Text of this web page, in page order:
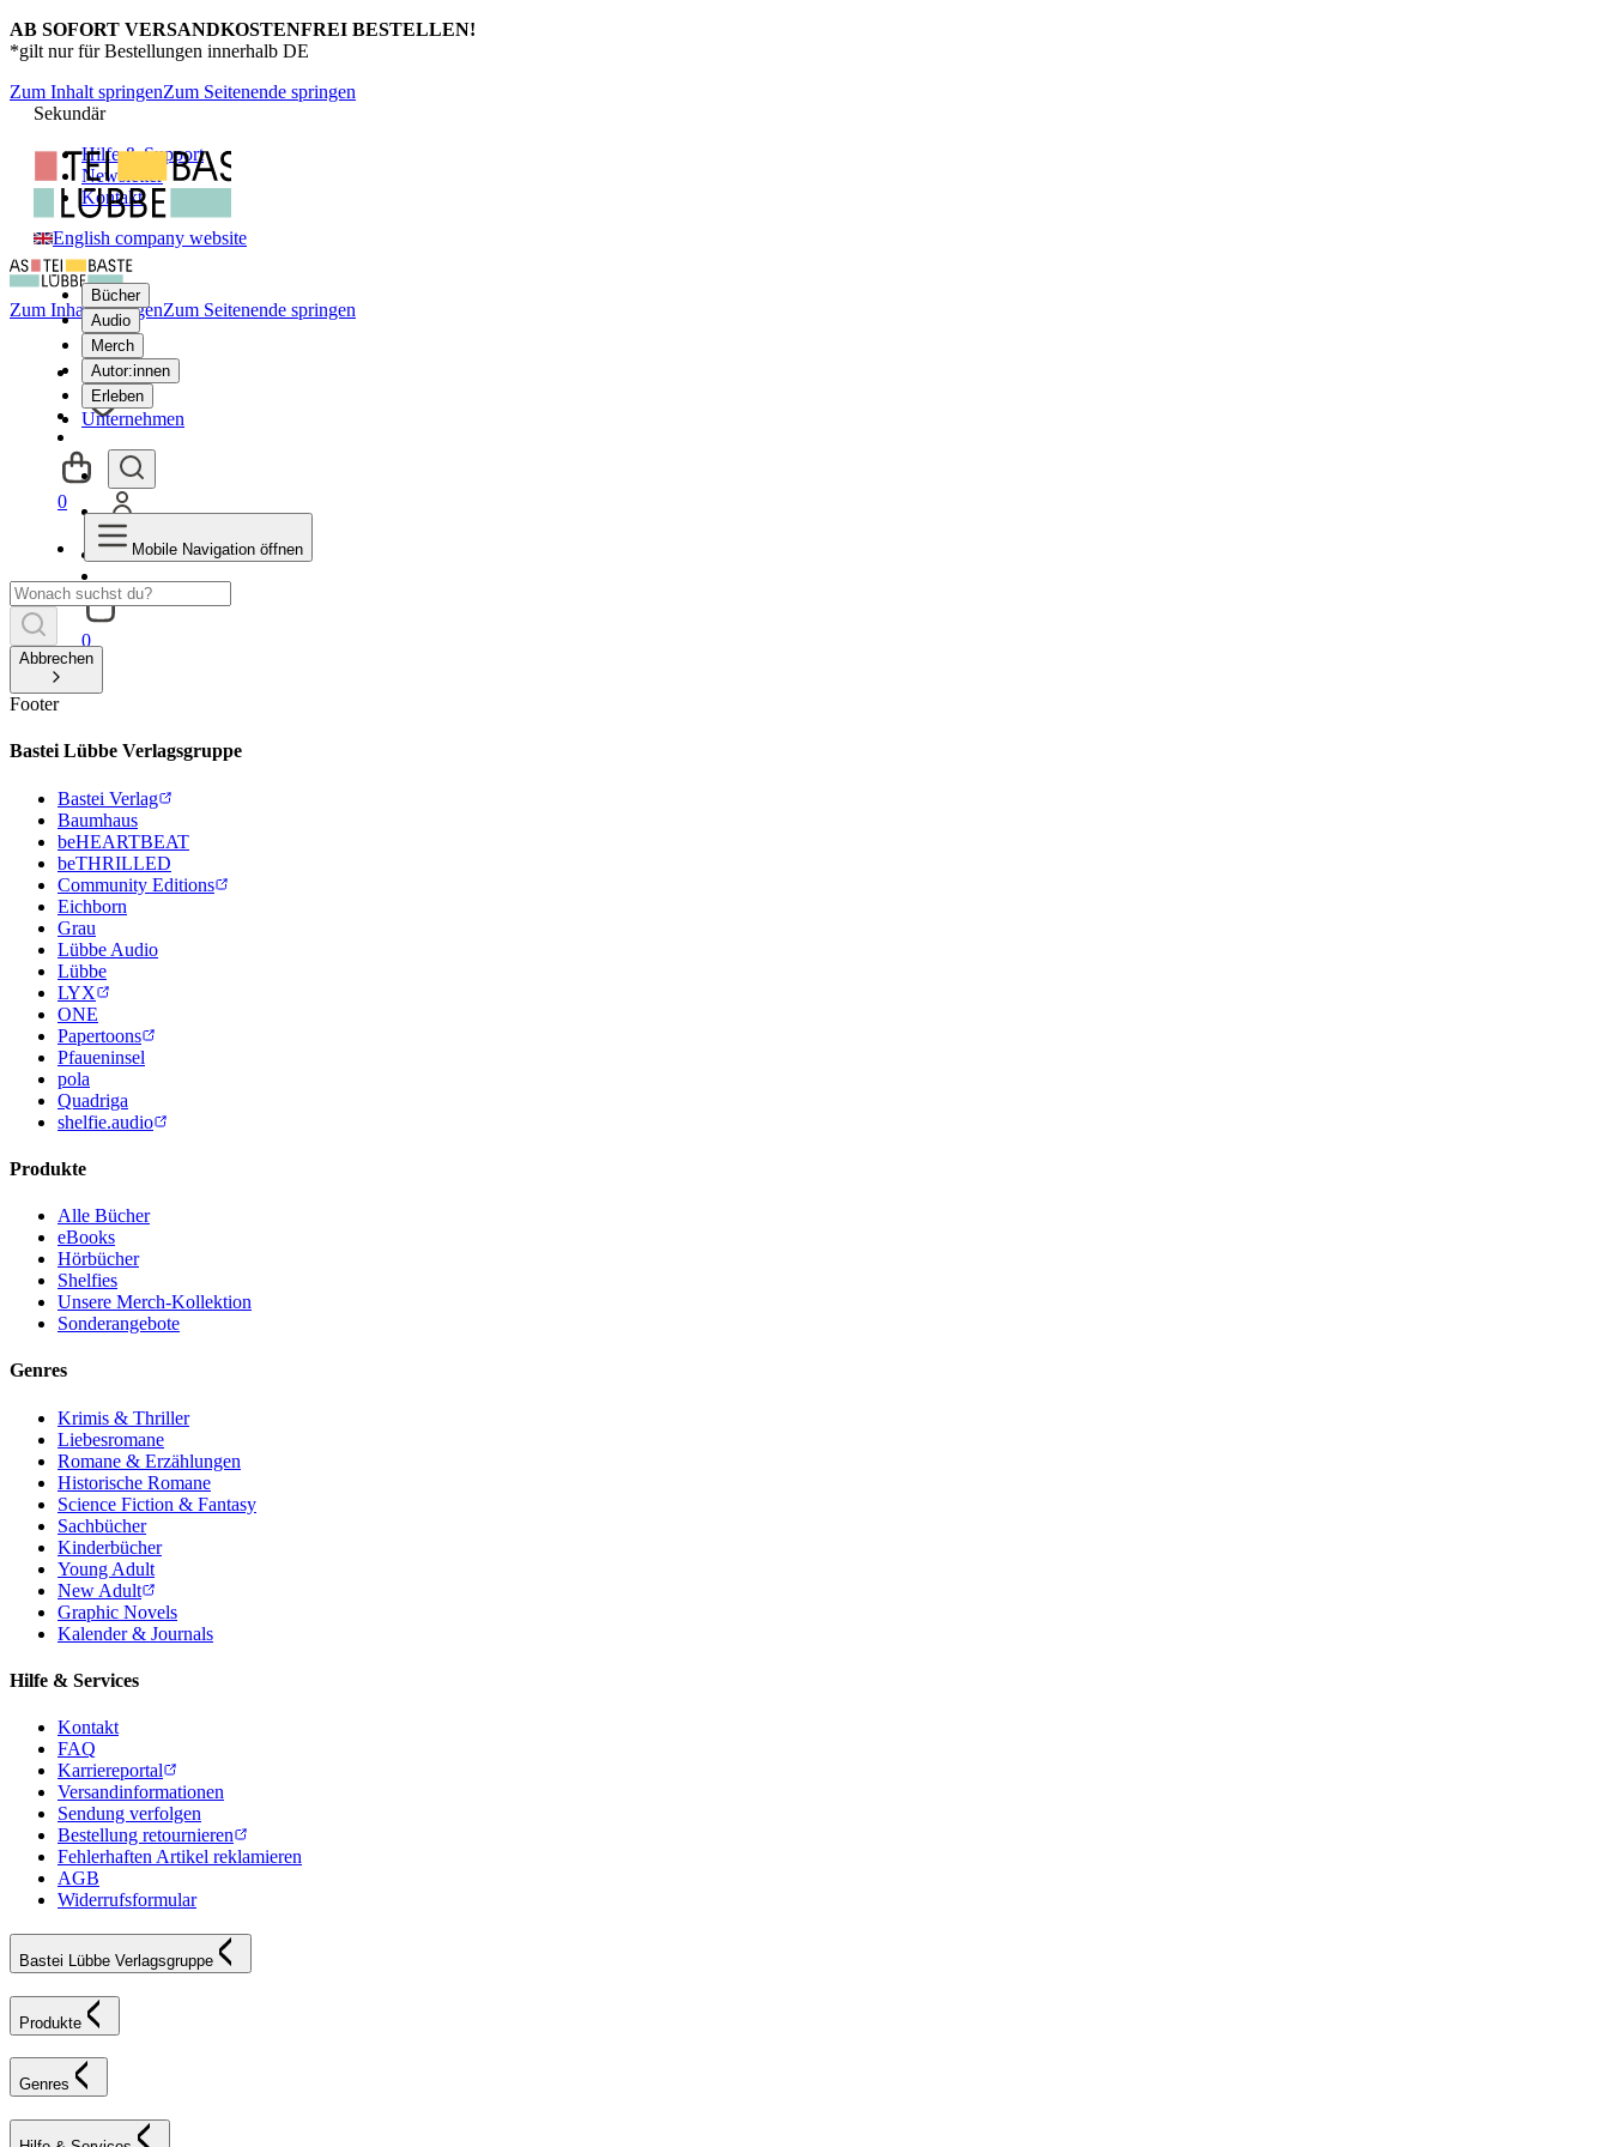
AB SOFORT VERSANDKOSTENFREI BESTELLEN!
*gilt nur für Bestellungen innerhalb DE
Zum Inhalt springenZum Seitenende springen
Sekundär
Hilfe & Support
Newsletter
Kontakt
English company website
Bücher
Audio
Merch
Autor:innen
Erleben
Unternehmen
0
Zum Inhalt springenZum Seitenende springen
0
Mobile Navigation öffnen
Abbrechen
Footer
Bastei Lübbe Verlagsgruppe
Bastei Verlag
Baumhaus
beHEARTBEAT
beTHRILLED
Community Editions
Eichborn
Grau
Lübbe Audio
Lübbe
LYX
ONE
Papertoons
Pfaueninsel
pola
Quadriga
shelfie.audio
Produkte
Alle Bücher
eBooks
Hörbücher
Shelfies
Unsere Merch-Kollektion
Sonderangebote
Genres
Krimis & Thriller
Liebesromane
Romane & Erzählungen
Historische Romane
Science Fiction & Fantasy
Sachbücher
Kinderbücher
Young Adult
New Adult
Graphic Novels
Kalender & Journals
Hilfe & Services
Kontakt
FAQ
Karriereportal
Versandinformationen
Sendung verfolgen
Bestellung retournieren
Fehlerhaften Artikel reklamieren
AGB
Widerrufsformular
Bastei Lübbe Verlagsgruppe
Produkte
Genres